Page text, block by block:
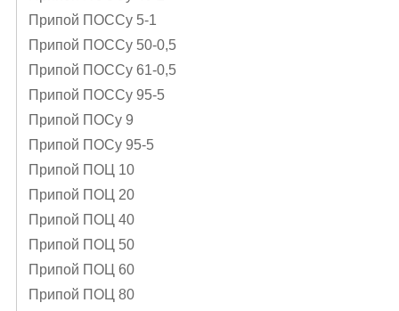
Припой ПОССу 5-1
Припой ПОССу 50-0,5
Припой ПОССу 61-0,5
Припой ПОССу 95-5
Припой ПОСу 9
Припой ПОСу 95-5
Припой ПОЦ 10
Припой ПОЦ 20
Припой ПОЦ 40
Припой ПОЦ 50
Припой ПОЦ 60
Припой ПОЦ 80